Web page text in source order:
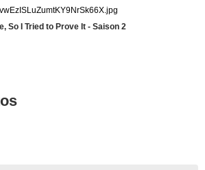
So I Tried to Prove It - Saison 2